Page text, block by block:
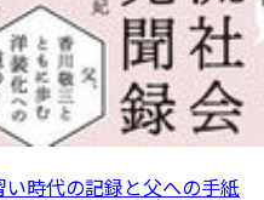
時代の記録と父への手紙